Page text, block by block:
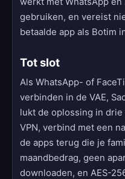
gebruiken, en vereist
betaalde app als Botim
Tot slot
Als WhatsApp- of
verbinden in de VAE,
lukt de oplossing in
VPN, verbind met een
de apps terug die je
maandbedrag, geen
downloaden, en AES-